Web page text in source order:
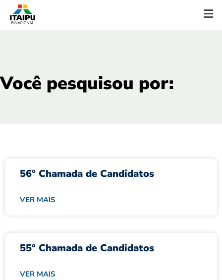
Você pesquisou por:
56° Chamada de Candidatos
VER MAIS
55° Chamada de Candidatos
VER MAIS